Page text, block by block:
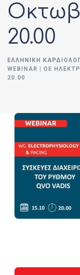
20.00
ΕΛΛΗΝΙΚΉ
WEBINAR | ΟΕ
20.00